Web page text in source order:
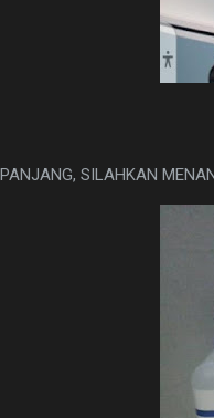
SILAHKAN